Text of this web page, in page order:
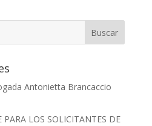
Antonietta Brancaccio
PARA LOS SOLICITANTES DE